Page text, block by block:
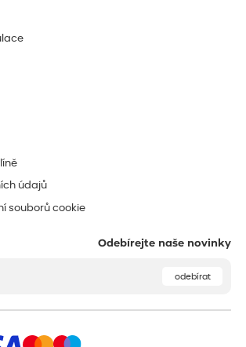
údajů
souborů cookie
Odebírejte naše novinky
odebírat